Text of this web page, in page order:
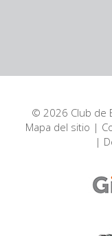
© 2026 Club de
Mapa del sitio |
|